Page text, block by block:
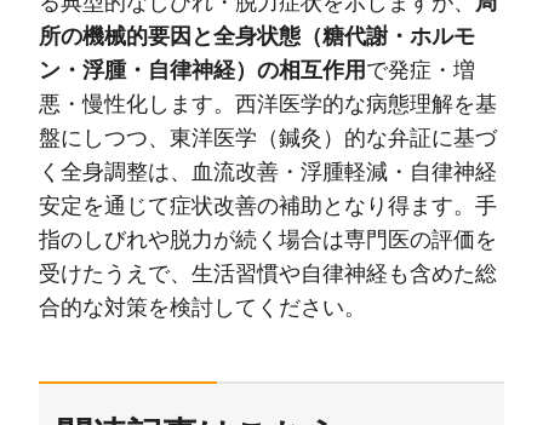
所の機械的要因と全身状態（糖代謝・ホルモ
ン・浮腫・自律神経）の相互作用 で発症・増
悪・慢性化します。西洋医学的な病態理解を基
盤にしつつ、東洋医学（鍼灸）的な弁証に基づ
く全身調整は、血流改善・浮腫軽減・自律神経
安定を通じて症状改善の補助となり得ます。手
指のしびれや脱力が続く場合は専門医の評価を
受けたうえで、生活習慣や自律神経も含めた総
合的な対策を検討してください。